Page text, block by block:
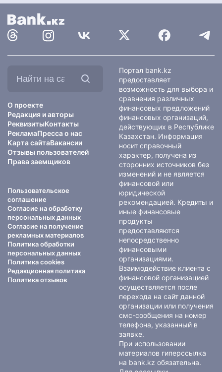
О проекте
Редакция и авторы
РеквизитыКонтакты
РекламаПресса о нас
Карта сайтаВакансии
Отзывы пользователей
Права заемщиков
Пользовательское
соглашение
Согласие на обработку
персональных данных
Согласие на получение
рекламных материалов
Политика обработки
персональных данных
Политика cookies
Редакционная политика
Политика отзывов
Портал bank.kz
предоставляет
возможность для выбора и
сравнения различных
финансовых предложений
финансовых организаций,
действующих в Республике
Казахстан. Информация
носит справочный
характер, получена из
сторонних источников без
изменений и не является
финансовой или
юридической
рекомендацией. Кредиты и
иные финансовые
продукты
предоставляются
непосредственно
финансовыми
организациями.
Взаимодействие клиента с
финансовой организацией
осуществляется после
перехода на сайт данной
организации или получения
смс-сообщения на номер
телефона, указанный в
заявке.
При использовании
материалов гиперссылка
на bank.kz обязательна.